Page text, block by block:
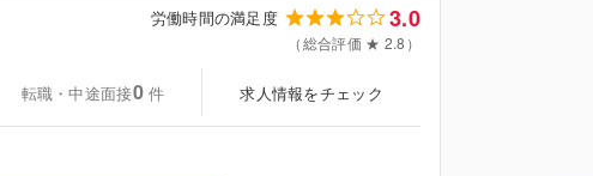
労働時間の満足度 3.0
（総合評価 ★ 2.8）
転職・中途面接0 件 求人情報をチェック